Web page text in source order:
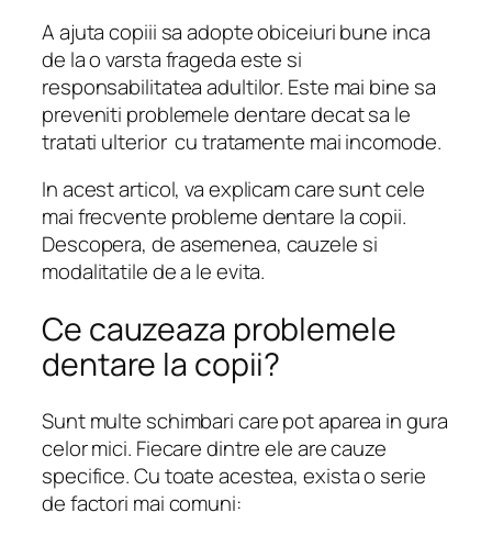
A ajuta copiii sa adopte obiceiuri bune inca
de la o varsta frageda este si
responsabilitatea adultilor. Este mai bine sa
preveniti problemele dentare decat sa le
tratati ulterior cu tratamente mai incomode.
In acest articol, va explicam care sunt cele
mai frecvente probleme dentare la copii.
Descopera, de asemenea, cauzele si
modalitatile de a le evita.
Ce cauzeaza problemele
dentare la copii?
Sunt multe schimbari care pot aparea in gura
celor mici. Fiecare dintre ele are cauze
specifice. Cu toate acestea, exista o serie
de factori mai comuni: